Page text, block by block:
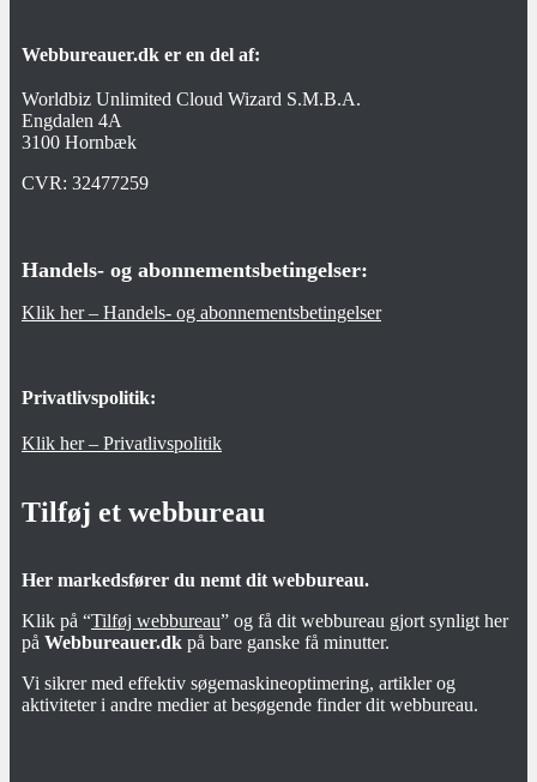
Webbureauer.dk er en del af:
Worldbiz Unlimited Cloud Wizard S.M.B.A.
Engdalen 4A
3100 Hornbæk
CVR: 32477259
Handels- og abonnementsbetingelser:
Klik her – Handels- og abonnementsbetingelser
Privatlivspolitik:
Klik her – Privatlivspolitik
Tilføj et webbureau
Her markedsfører du nemt dit webbureau.
Klik på “Tilføj webbureau” og få dit webbureau gjort synligt her
på Webbureauer.dk på bare ganske få minutter.
Vi sikrer med effektiv søgemaskineoptimering, artikler og
aktiviteter i andre medier at besøgende finder dit webbureau.